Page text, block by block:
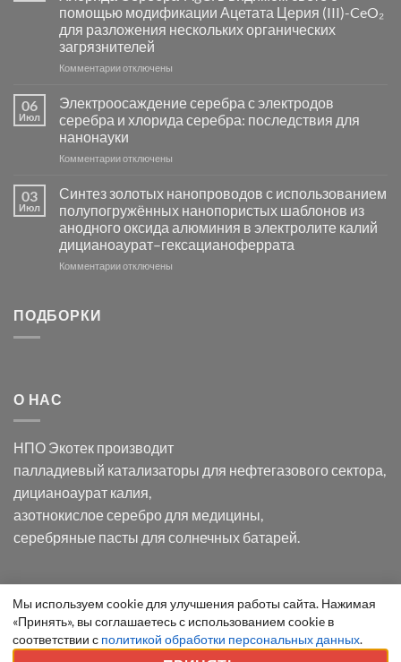
катализаторов
и
сенсоров
на
основе
группы
помощью модификации Ацетата Церия (III)-CeO₂
для разложения нескольких органических
загрязнителей
Комментариик
фотокаталитической
активности
Хлорида
Серебра-
в
видимом
свете
с
помощью
модификации
отключены
06
Июл
Электроосаждение серебра с электродов
серебра и хлорида серебра: последствия для
нанонауки
Комментариик
серебра
с
электродов
серебра
и
отключены
03
Июл
Синтез золотых нанопроводов с использованием
полупогружённых нанопористых шаблонов из
анодного оксида алюминия в электролите калий
дицианоаурат–гексацианоферрата
Комментариик
оксида
в
электролите
калий
дицианоаурат–
гексацианоферрата
отключены
ПОДБОРКИ
О НАС
НПО Экотек производит
палладиевый катализаторы для нефтегазового сектора,
дицианоаурат калия,
азотнокислое серебро для медицины,
серебряные пасты для солнечных батарей.
ООО "Экотек" 2026 ©Внимание! Все указанные сведения
приведены как справочная информация и не являются
публичной офертой, определяемой положениями статьи 437
Уведомление
о
cookie
Мы используем cookie для улучшения работы сайта. Нажимая
«Принять», вы соглашаетесь с использованием cookie в
соответствии с политикой обработки персональных данных.